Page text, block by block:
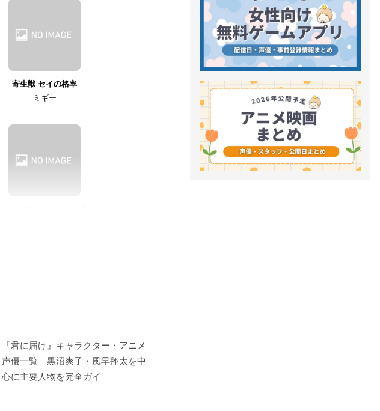
寄生獣 セイの格率
ミギー
カーチャ
『君に届け』キャラクター・アニメ
声優一覧 黒沼爽子・風早翔太を中
心に主要人物を完全ガイ